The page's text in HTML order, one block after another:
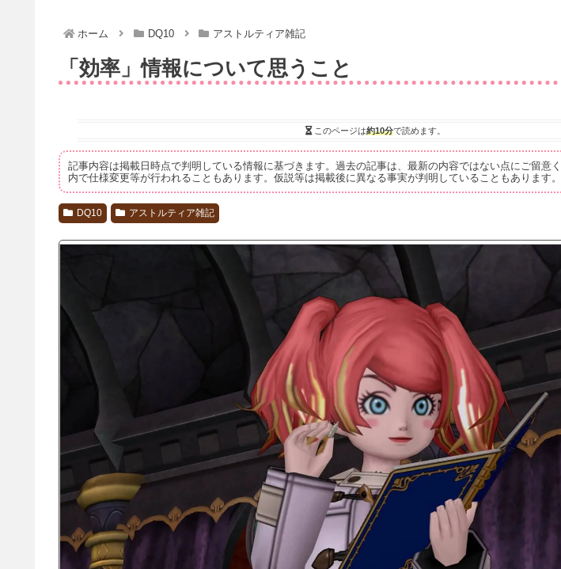
ホーム DQ10 アストルティア雑記
「効率」情報について思うこと
このページは約10分で読めます。
記事内容は掲載日時点で判明している情報に基づきます。過去の記事は、最新の内容ではない点にご留意
内で仕様変更等が行われることもあります。仮説等は掲載後に異なる事実が判明していることもあります。
DQ10 アストルティア雑記